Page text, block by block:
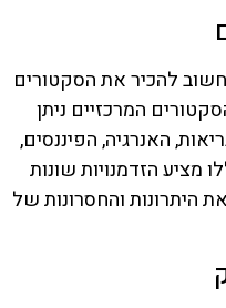
להכיר את הסקטורים
המרכזיים ניתן
האנרגיה, הפיננסים,
מציע הזדמנויות שונות
היתרונות והחסרונות של